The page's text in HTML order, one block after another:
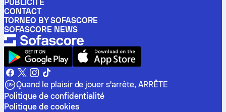
PUBLICITÉ
CONTACT
TORNEO BY SOFASCORE
SOFASCORE NEWS
Quand le plaisir de jouer s'arrête, ARRÊTE
Politique de confidentialité
Politique de cookies